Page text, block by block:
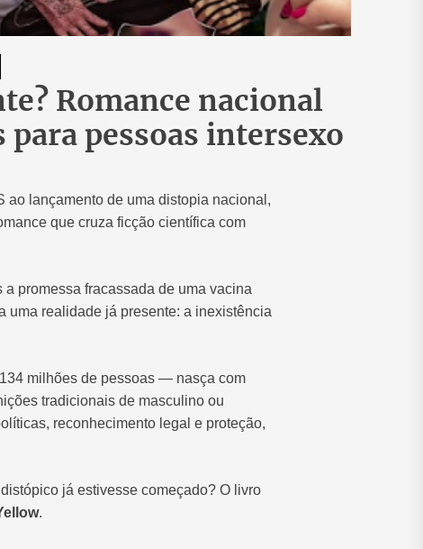
Romance nacional
pessoas intersexo
ao lançamento de uma distopia nacional,
que cruza ficção científica com
promessa fracassada de uma vacina
uma realidade já presente: a inexistência
milhões de pessoas — nasça com
tradicionais de masculino ou
reconhecimento legal e proteção,
já estivesse começado? O livro
.